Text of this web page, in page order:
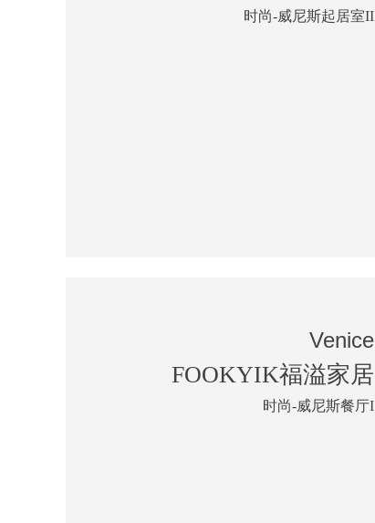
时尚-威尼斯起居室II
Venice
FOOKYIK福溢家居
时尚-威尼斯餐厅I